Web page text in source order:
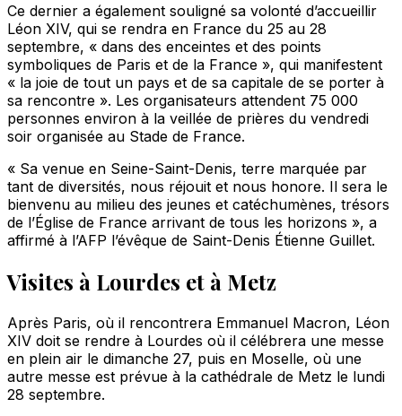
Ce dernier a également souligné sa volonté d’accueillir
Léon XIV, qui se rendra en France du 25 au 28
septembre, « dans des enceintes et des points
symboliques de Paris et de la France », qui manifestent
« la joie de tout un pays et de sa capitale de se porter à
sa rencontre ». Les organisateurs attendent 75 000
personnes environ à la veillée de prières du vendredi
soir organisée au Stade de France.
« Sa venue en Seine-Saint-Denis, terre marquée par
tant de diversités, nous réjouit et nous honore. Il sera le
bienvenu au milieu des jeunes et catéchumènes, trésors
de l’Église de France arrivant de tous les horizons », a
affirmé à l’AFP l’évêque de Saint-Denis Étienne Guillet.
Visites à Lourdes et à Metz
Après Paris, où il rencontrera Emmanuel Macron, Léon
XIV doit se rendre à Lourdes où il célébrera une messe
en plein air le dimanche 27, puis en Moselle, où une
autre messe est prévue à la cathédrale de Metz le lundi
28 septembre.